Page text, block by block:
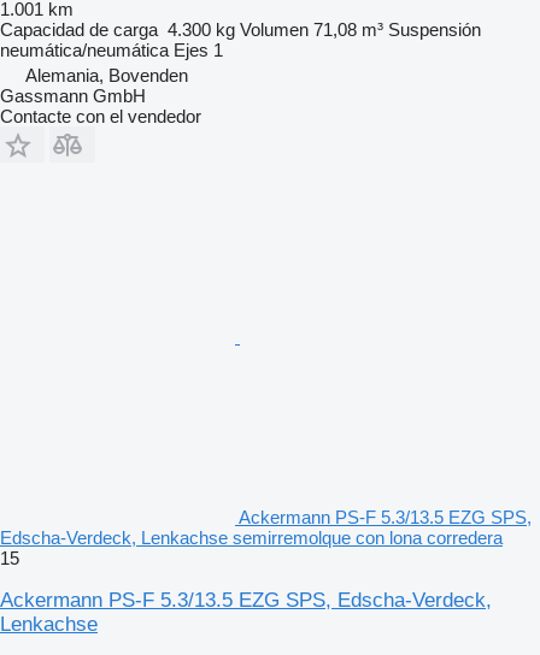
1.001 km
Capacidad de carga 4.300 kg Volumen 71,08 m³ Suspensión
neumática/neumática Ejes 1
Alemania, Bovenden
Gassmann GmbH
Contacte con el vendedor
Ackermann PS-F 5.3/13.5 EZG SPS,
Edscha-Verdeck, Lenkachse semirremolque con lona corredera
15
Ackermann PS-F 5.3/13.5 EZG SPS, Edscha-Verdeck,
Lenkachse